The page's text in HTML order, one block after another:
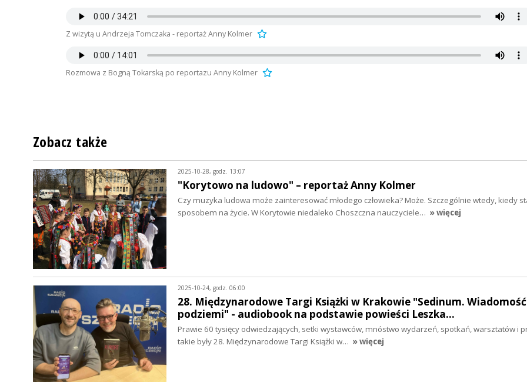
Z wizytą u Andrzeja Tomczaka - reportaż Anny Kolmer
Rozmowa z Bogną Tokarską po reportazu Anny Kolmer
Zobacz także
2025-10-28, godz. 13:07
"Korytowo na ludowo" – reportaż Anny Kolmer
Czy muzyka ludowa może zainteresować młodego człowieka? Może. Szczególnie wtedy, kiedy
sposobem na życie. W Korytowie niedaleko Choszczna nauczyciele… » więcej
2025-10-24, godz. 06:00
28. Międzynarodowe Targi Książki w Krakowie "Sedinum.
podziemi" - audiobook na podstawie powieści Leszka…
Prawie 60 tysięcy odwiedzających, setki wystawców, mnóstwo wydarzeń, spotkań, warsztatów i
takie były 28. Międzynarodowe Targi Książki w… » więcej